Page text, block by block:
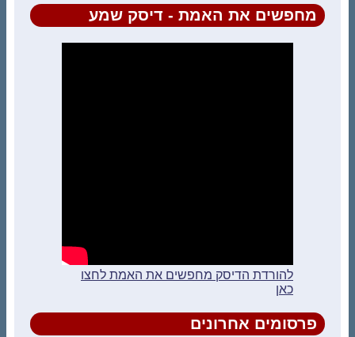
מחפשים את האמת - דיסק שמע
להורדת הדיסק מחפשים את האמת לחצו
כאן
פרסומים אחרונים